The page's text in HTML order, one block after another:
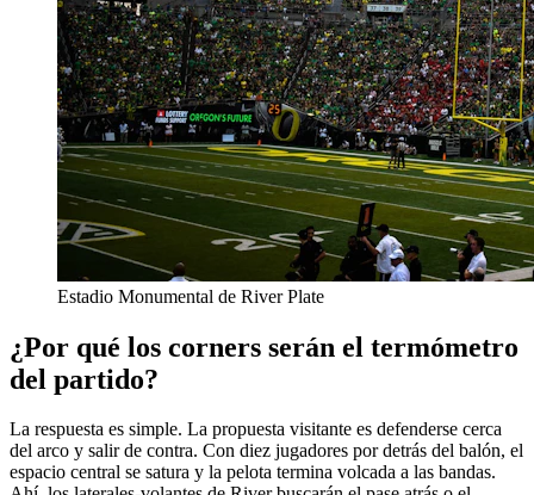
Estadio Monumental de River Plate
¿Por qué los corners serán el termómetro
del partido?
La respuesta es simple. La propuesta visitante es defenderse cerca
del arco y salir de contra. Con diez jugadores por detrás del balón, el
espacio central se satura y la pelota termina volcada a las bandas.